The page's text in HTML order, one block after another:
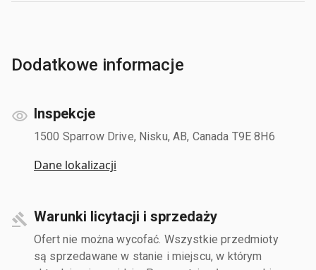
Dodatkowe informacje
Inspekcje
1500 Sparrow Drive, Nisku, AB, Canada T9E 8H6
Dane lokalizacji
Warunki licytacji i sprzedaży
Ofert nie można wycofać. Wszystkie przedmioty
są sprzedawane w stanie i miejscu, w którym